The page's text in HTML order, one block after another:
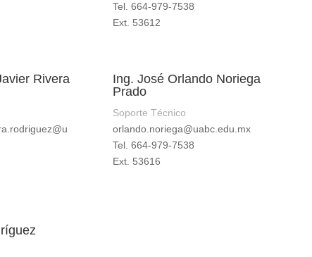
Tel. 664-979-7538
Ext. 53612
Rivera
Ing. José Orlando Noriega
Prado
Soporte Técnico
orlando.noriega@uabc.edu.mx
Tel. 664-979-7538
Ext. 53616